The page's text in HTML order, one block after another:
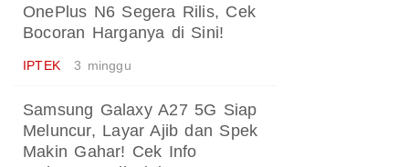
OnePlus N6 Segera Rilis, Cek
Bocoran Harganya di Sini!
IPTEK 3 minggu
Samsung Galaxy A27 5G Siap
Meluncur, Layar Ajib dan Spek
Makin Gahar! Cek Info